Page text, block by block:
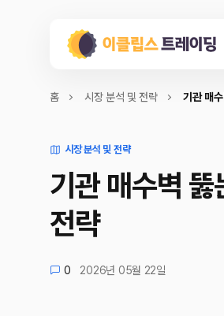
홈 시장 분석 및 전략 기관 매
시장 분석 및 전략
기관 매수벽
전략
0 2026년 05월 22일